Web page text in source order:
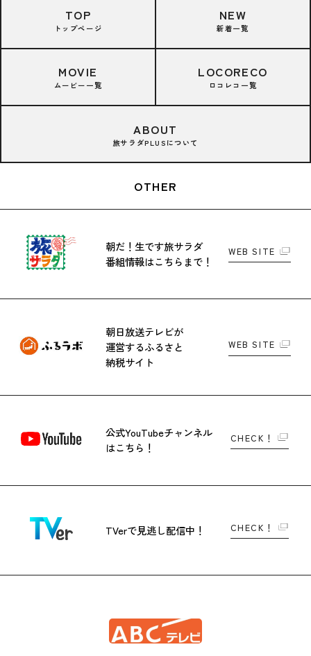
TOP
トップページ
NEW
新着一覧
MOVIE
ムービー一覧
LOCORECO
ロコレコ一覧
ABOUT
旅サラダPLUSについて
OTHER
朝だ！生です旅サラダ
番組情報はこちらまで！
WEB SITE
朝日放送テレビが
運営するふるさと
納税サイト
WEB SITE
公式YouTubeチャンネル
はこちら！
CHECK！
TVerで見逃し配信中！ CHECK！